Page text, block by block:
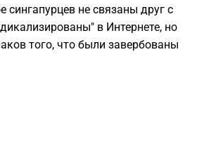
сингапурцев не связаны друг с
в Интернете, но
того, что были завербованы